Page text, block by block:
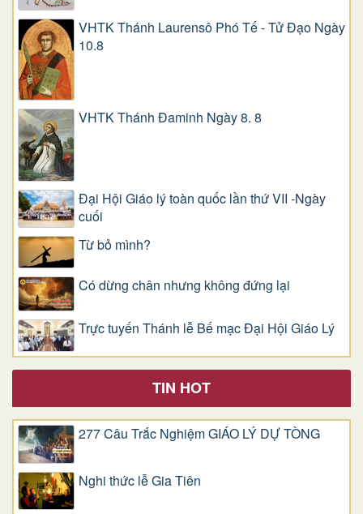
VHTK Thánh Laurensô Phó Tế - Tử Đạo Ngày
10.8
VHTK Thánh Đaminh Ngày 8. 8
Đại Hội Giáo lý toàn quốc lần thứ VII -Ngày
cuối
Từ bỏ mình?
Có dừng chân nhưng không đứng lại
Trực tuyến Thánh lễ Bế mạc Đại Hội Giáo Lý
TIN HOT
277 Câu Trắc Nghiệm GIÁO LÝ DỰ TÒNG
Nghi thức lễ Gia Tiên